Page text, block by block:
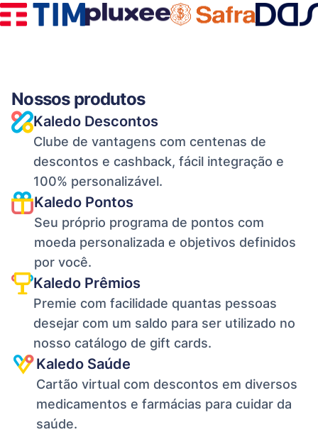
Nossos produtos
Kaledo Descontos
Clube de vantagens com centenas de
descontos e cashback, fácil integração e
100% personalizável.
Kaledo Pontos
Seu próprio programa de pontos com
moeda personalizada e objetivos definidos
por você.
Kaledo Prêmios
Premie com facilidade quantas pessoas
desejar com um saldo para ser utilizado no
nosso catálogo de gift cards.
Kaledo Saúde
Cartão virtual com descontos em diversos
medicamentos e farmácias para cuidar da
saúde.